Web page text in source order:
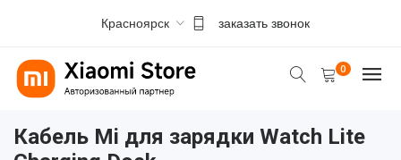
Красноярск заказать звонок
0
Кабель Mi для зарядки Watch Lite